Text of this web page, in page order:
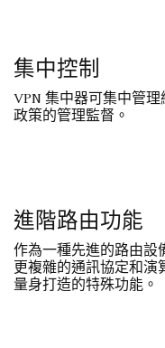
集中控制
VPN 集中器可集中管
政策的管理監督。
進階路由功能
作為一種先進的路由設
更複雜的通訊協定和演
量身打造的特殊功能。